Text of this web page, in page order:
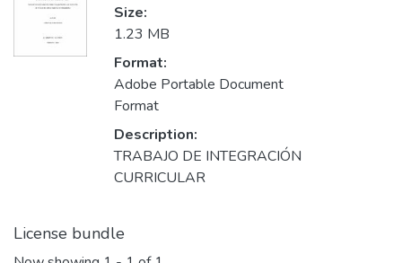
Size:
1.23 MB
Format:
Adobe Portable Document
Format
Description:
TRABAJO DE INTEGRACIÓN
CURRICULAR
License bundle